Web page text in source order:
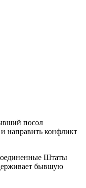
посол
направить конфликт
Штаты
бывшую